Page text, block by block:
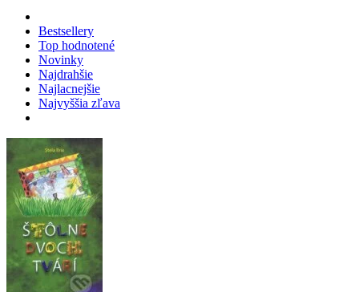
Bestsellery
Top hodnotené
Novinky
Najdrahšie
Najlacnejšie
Najvyššia zľava